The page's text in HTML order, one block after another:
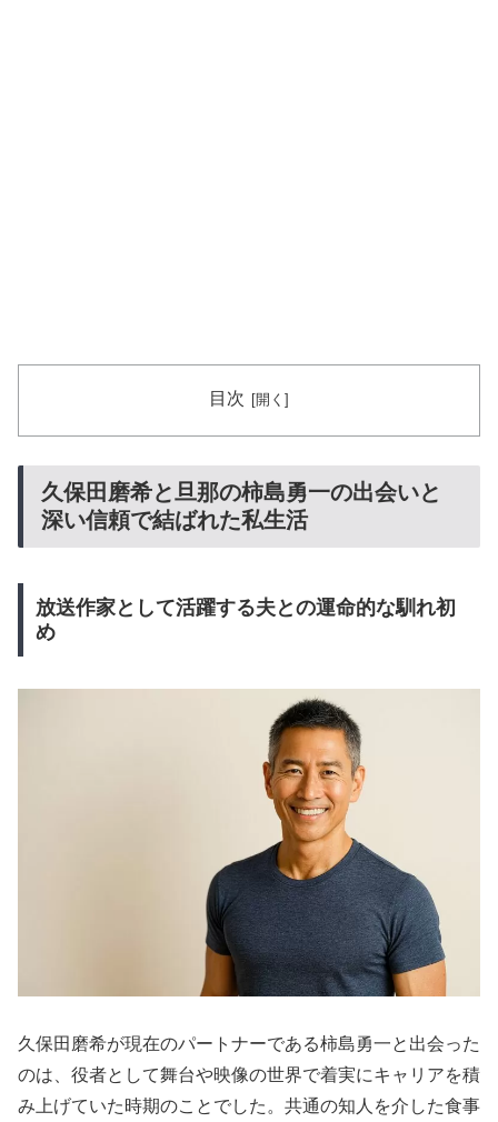
目次
久保田磨希と旦那の柿島勇一の出会いと
深い信頼で結ばれた私生活
放送作家として活躍する夫との運命的な馴れ初
め
久保田磨希が現在のパートナーである柿島勇一と出会った
のは、役者として舞台や映像の世界で着実にキャリアを積
み上げていた時期のことでした。共通の知人を介した食事